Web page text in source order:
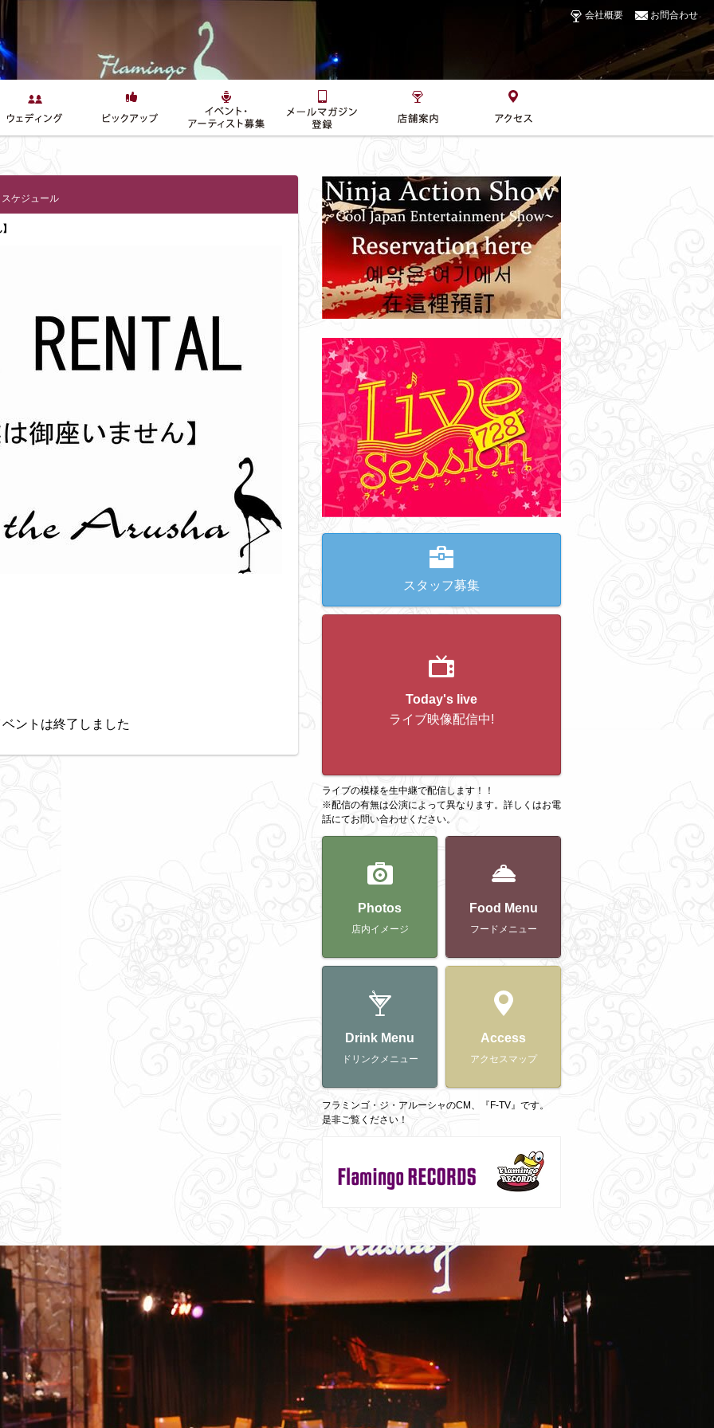
会社概要 お問合わせ
ケジュール
ントは終了しました
スタッフ募集
Today's live
ライブ映像配信中!
ライブの模様を生中継で配信します！！
※配信の有無は公演によって異なります。詳しくはお電
話にてお問い合わせください。
Photos
店内イメージ
Food Menu
フードメニュー
Drink Menu
ドリンクメニュー
Access
アクセスマップ
フラミンゴ・ジ・アルーシャのCM、『F-TV』です。
是非ご覧ください！